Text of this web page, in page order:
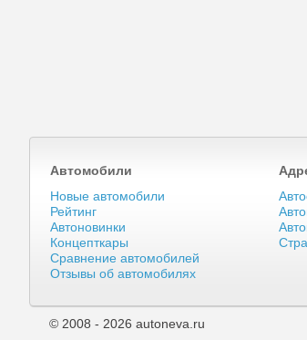
Автомобили
Новые автомобили
Рейтинг
Автоновинки
Концепткары
Сравнение автомобилей
Отзывы об автомобилях
© 2008 - 2026 autoneva.ru